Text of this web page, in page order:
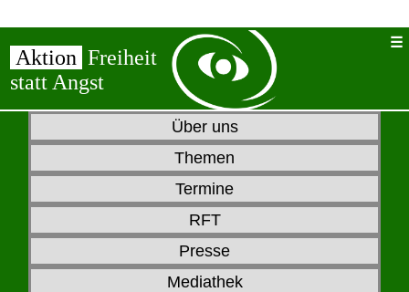
Aktion Freiheit
statt Angst
Über uns
Themen
Termine
RFT
Presse
Mediathek